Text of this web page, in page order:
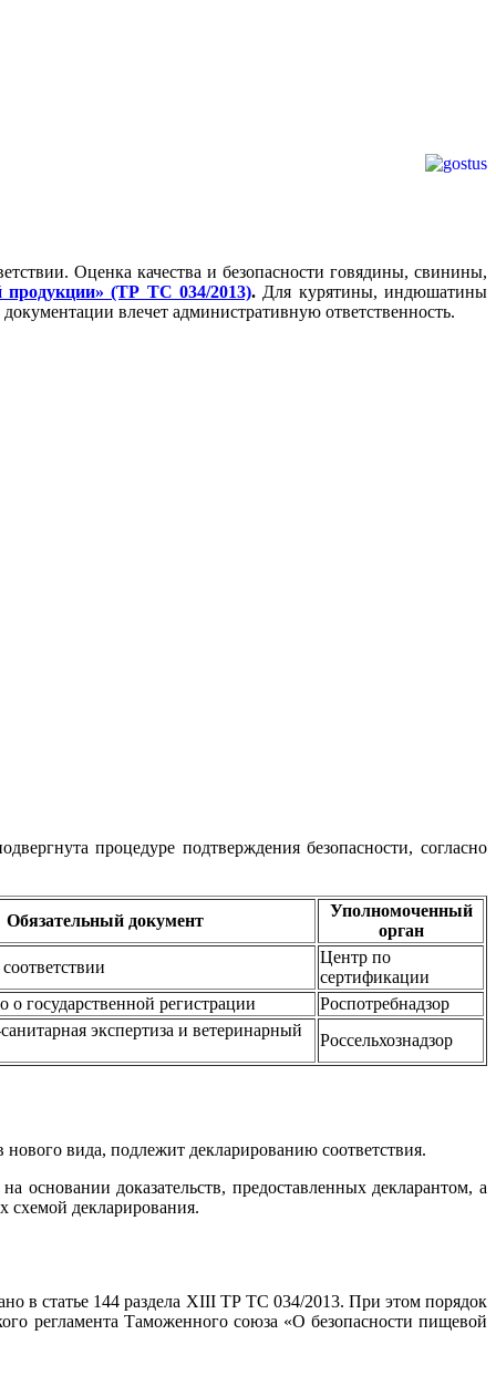
Оценка качества и безопасности говядины, свинины,
продукции» (ТР ТС 034/2013). Для курятины, индюшатины
влечет административную ответственность.
процедуре подтверждения безопасности, согласно
Обязательный документ
Уполномоченный
орган
Центр по
сертификации
о государственной регистрации
Роспотребнадзор
экспертиза и ветеринарный
Россельхознадзор
вида, подлежит декларированию соответствия.
основании доказательств, предоставленных декларантом, а
схемой декларирования.
в статье 144 раздела XIII ТР ТС 034/2013. При этом порядок
регламента Таможенного союза «О безопасности пищевой